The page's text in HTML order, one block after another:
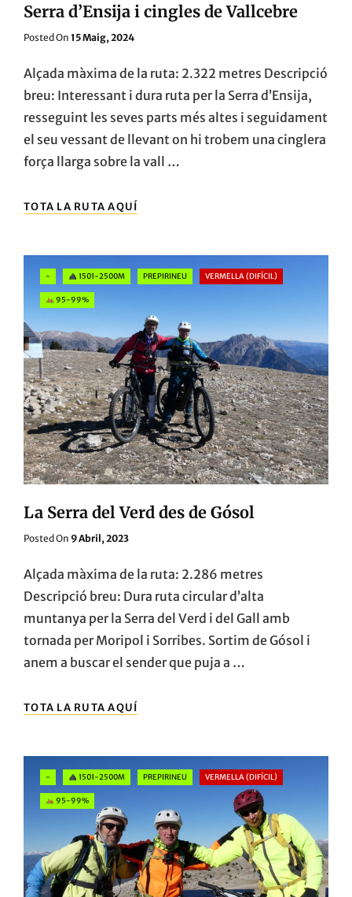
Serra d’Ensija i cingles de Vallcebre
Posted On Posted
15 Maig, 2024
Alçada màxima de la ruta: 2.322 metres Descripció
breu: Interessant i dura ruta per la Serra d’Ensija,
resseguint les seves parts més altes i seguidament
el seu vessant de llevant on hi trobem una cinglera
força llarga sobre la vall …
TOTA LA RUTA AQUÍ
D’ENSIJA
VALLCEBRE
Categories
- 1501-2500M PREPIRINEU VERMELLA (DIFÍCIL)
95-99%
La Serra del Verd des de Gósol
Posted On Posted
9 Abril, 2023
Alçada màxima de la ruta: 2.286 metres
Descripció breu: Dura ruta circular d’alta
muntanya per la Serra del Verd i del Gall amb
tornada per Moripol i Sorribes. Sortim de Gósol i
anem a buscar el sender que puja a …
TOTA LA RUTA AQUÍ
SERRA
DE
Categories
- 1501-2500M PREPIRINEU VERMELLA (DIFÍCIL)
95-99%